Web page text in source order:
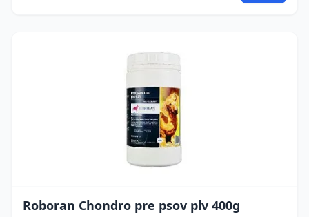
Roboran Chondro pre psov plv 400g